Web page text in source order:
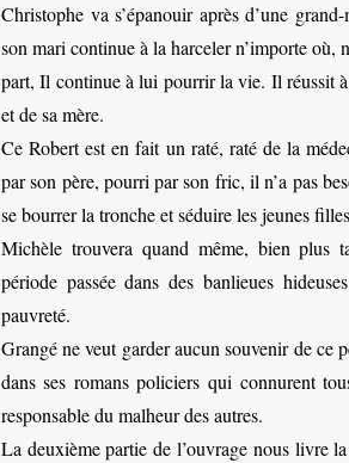
Christophe va s’épanouir après d’une
son mari continue à la harceler n’importe où,
part, Il continue à lui pourrir la vie. Il réussit
et de sa mère.
Ce Robert est en fait un raté, raté de la
par son père, pourri par son fric, il n’a pas
se bourrer la tronche et séduire les jeunes
Michèle trouvera quand même, bien plus
période passée dans des banlieues
pauvreté.
Grangé ne veut garder aucun souvenir de ce
dans ses romans policiers qui connurent
responsable du malheur des autres.
La deuxième partie de l’ouvrage nous livre